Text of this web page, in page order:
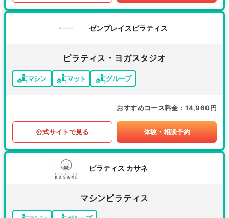
ゼンプレイスピラティス
ピラティス・ヨガスタジオ
マシン マット グループ
おすすめコース料金 14,960円
公式サイトで見る 体験・相談予約
ピラティス カサネ
マシンピラティス